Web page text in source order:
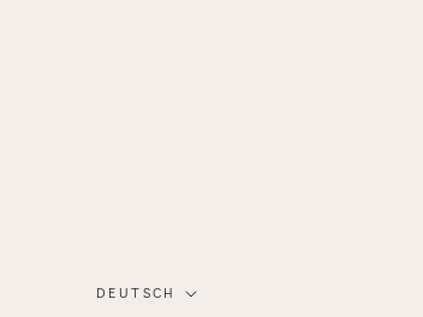
Sprache
DEUTSCH